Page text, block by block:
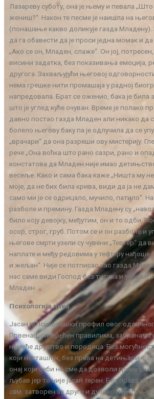
Лазареву суботу, она је њему и певала
жениш?“. Након те песме је наишла на
(понашање какво доликује газда Младену).
да га обавести да је проси једна момак и
„Ако се он, Младен, слаже“. Он јој,
висини задатка, без показивања емоција,
другога. Захваљујући његовој
нема грешке нити промашаја у радној
напредовала. Брат се оженио, бака је
што је углед куће очуван. Време је полако
давно постао газда Младен али никако да
болело његову баку па је одлучила да се
„врачари“ да она разреши ову мистерију.
рече „Она воћка што рано сазри, рано и
констатова да Младен није имао
весеље. Како и сама бака каже „Ништа му
моје, да не бих била крива, види да ја не
само ми је се одрицало, мучило, патило“.
разболе и премину. Газда Младену су
било коју девојку, међутим, он и то одби.
осор, строг, груб. Потом се и он разболе и
његове смрти узели су чувени „Тевтер“ да
наплате и међу редовима у тефтеру нађоше
и жељан“. Није се потписао као газда
нас саме види Господ без титула и
Младен.
Психологија лика
Јасан је психолошки профил овог
Првенац, оптерећен правилима, забранама
намеће друштво и породица. Без
који несташлук, без права на детињарије,
онај који себи не сме да дозволи грешку,
љубав јер то није јасан терен. Без права на
сам, затворен за друге и дубоко